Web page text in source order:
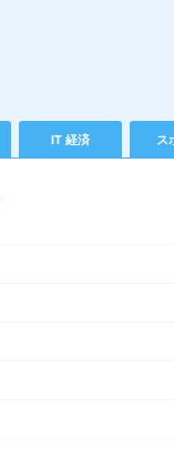
IT 経済 ス